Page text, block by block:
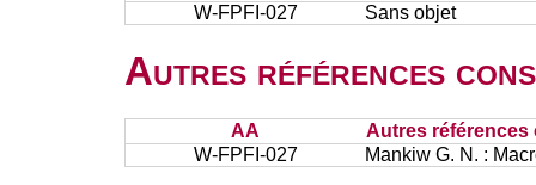
W-FPFI-027
Sans objet
Autres références
AA
Autres références
W-FPFI-027
Mankiw G. N. :